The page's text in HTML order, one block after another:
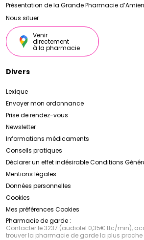
Présentation de la Grande Pharmacie
Nous situer
Venir
directement
à la pharmacie
Divers
Lexique
Envoyer mon ordonnance
Prise de rendez-vous
Newsletter
Informations médicaments
Conseils pratiques
Déclarer un effet indésirableConditions
Mentions légales
Données personnelles
Cookies
Mes préférences Cookies
Pharmacie de garde :
Contacter le 3237 (audiotel 0,35€ ttc/min),
trouver la pharmacie de garde la plus proche